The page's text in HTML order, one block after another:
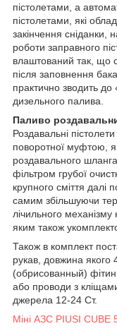
пістолетами, а
пістолетами, які
закінчення сніданки,
роботи заправного
влаштований так, що
після заповнення
практично зводить до
дизельного палива.
Паливо
Роздавальні
поворотної муфтою,
роздавального
фільтром грубої
крупного сміття далі
самим збільшуючи
лічильного
яким також
Також в комплект
рукав, довжина якого
(обрисованный)
або проводи з
джерела 12-24 Ст.
Міні АЗС PIUSI CUBE